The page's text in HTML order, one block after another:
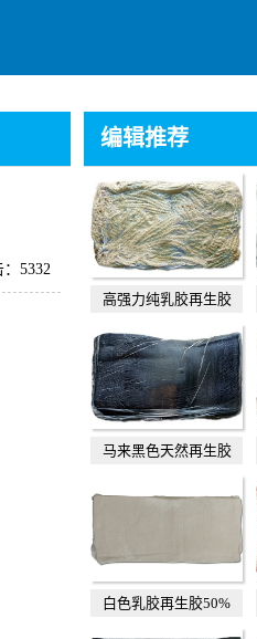
：5332
编辑推荐
高强力纯乳胶再生胶
马来黑色天然再生胶
白色乳胶再生胶50%